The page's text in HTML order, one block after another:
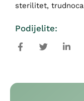
sterilitet, trudnoca
Podijelite: